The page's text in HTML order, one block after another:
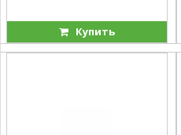
Купить